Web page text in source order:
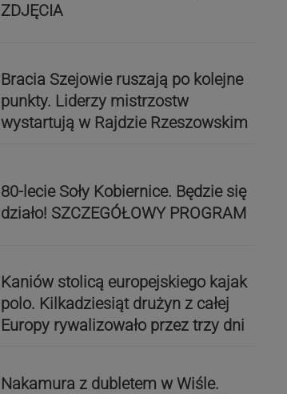
ZDJĘCIA
Bracia Szejowie ruszają po kolejne
punkty. Liderzy mistrzostw
wystartują w Rajdzie Rzeszowskim
80-lecie Soły Kobiernice. Będzie się
działo! SZCZEGÓŁOWY PROGRAM
Kaniów stolicą europejskiego kajak
polo. Kilkadziesiąt drużyn z całej
Europy rywalizowało przez trzy dni
Nakamura z dubletem w Wiśle.